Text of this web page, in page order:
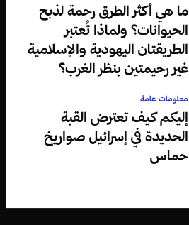
ما هي أكثر الطرق رحمة لذبح
الحيوانات؟ ولماذا تُعتبر
الطريقتان اليهودية والإسلامية
غير رحيمتين بنظر الغرب؟
معلومات عامة
إليكم كيف تعترض القبة
الحديدة في إسرائيل صواريخ
حماس